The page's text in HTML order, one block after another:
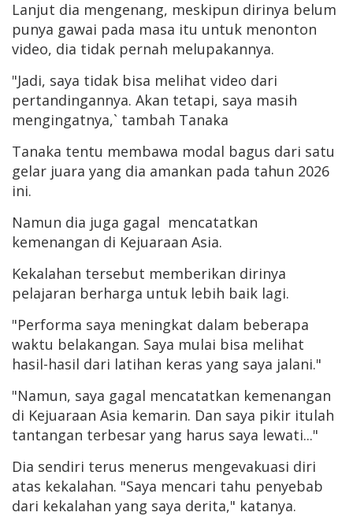
Lanjut dia mengenang, meskipun dirinya belum
punya gawai pada masa itu untuk menonton
video, dia tidak pernah melupakannya.
"Jadi, saya tidak bisa melihat video dari
pertandingannya. Akan tetapi, saya masih
mengingatnya,` tambah Tanaka
Tanaka tentu membawa modal bagus dari satu
gelar juara yang dia amankan pada tahun 2026
ini.
Namun dia juga gagal mencatatkan
kemenangan di Kejuaraan Asia.
Kekalahan tersebut memberikan dirinya
pelajaran berharga untuk lebih baik lagi.
"Performa saya meningkat dalam beberapa
waktu belakangan. Saya mulai bisa melihat
hasil-hasil dari latihan keras yang saya jalani."
"Namun, saya gagal mencatatkan kemenangan
di Kejuaraan Asia kemarin. Dan saya pikir itulah
tantangan terbesar yang harus saya lewati..."
Dia sendiri terus menerus mengevakuasi diri
atas kekalahan. "Saya mencari tahu penyebab
dari kekalahan yang saya derita," katanya.